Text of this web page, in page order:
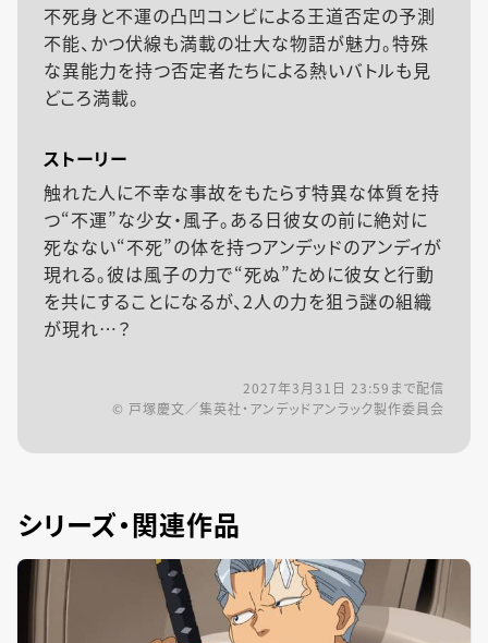
不死身と不運の凸凹コンビによる王道否定の予測
不能、かつ伏線も満載の壮大な物語が魅力。特殊
な異能力を持つ否定者たちによる熱いバトルも見
どころ満載。
ストーリー
触れた人に不幸な事故をもたらす特異な体質を持
つ“不運”な少女・風子。ある日彼女の前に絶対に
死なない“不死”の体を持つアンデッドのアンディが
現れる。彼は風子の力で“死ぬ”ために彼女と行動
を共にすることになるが、2人の力を狙う謎の組織
が現れ…？
2027年3月31日 23:59 まで配信
© 戸塚慶文／集英社・アンデッドアンラック製作委員会
シリーズ・関連作品